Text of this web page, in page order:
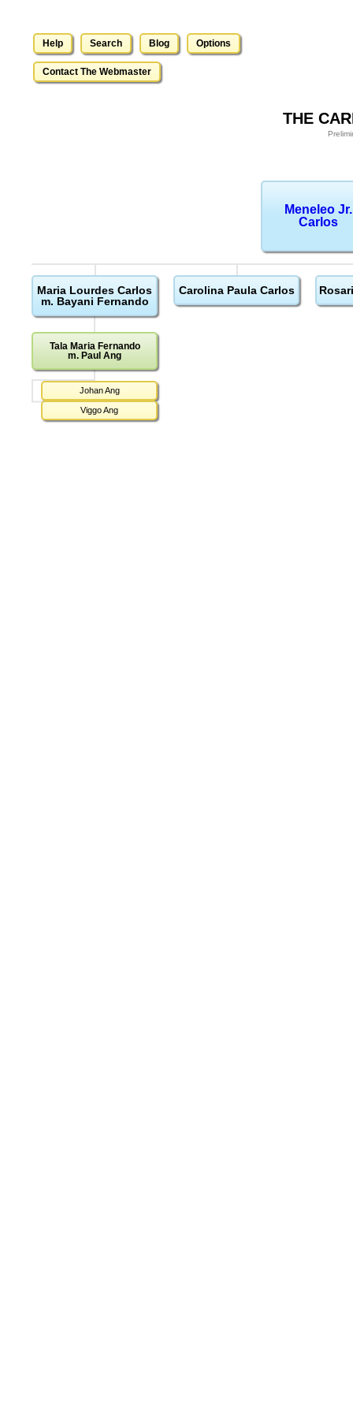
Help Search Blog Options
Contact The Webmaster
THE
Meneleo Jr.
Carlos
Maria Lourdes Carlos
m. Bayani Fernando
Tala Maria Fernando
m. Paul Ang
Johan Ang
Viggo Ang
Carolina Paula Carlos